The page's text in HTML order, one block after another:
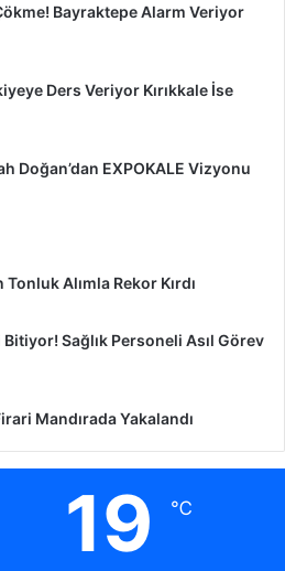
Bayraktepe Alarm Veriyor
Ders Veriyor Kırıkkale İse
Doğan’dan EXPOKALE Vizyonu
Alımla Rekor Kırdı
Sağlık Personeli Asıl Görev
Mandırada Yakalandı
19 ℃